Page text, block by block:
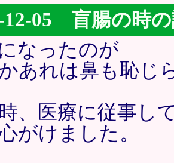
12-05 盲腸の時
なったのが
あれは鼻も恥じ
、医療に従事し
がけました。